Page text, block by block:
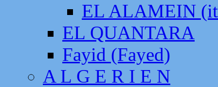
EL ALAMEIN
EL QUANTARA
Fayid (Fayed)
A L G E R I E N